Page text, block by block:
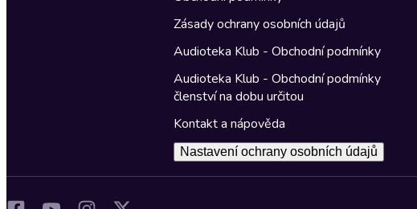
Zásady ochrany osobních údajů
Audioteka Klub - Obchodní podmínky
Audioteka Klub - Obchodní podmínky
členství na dobu určitou
Kontakt a nápověda
Nastavení ochrany osobních údajů